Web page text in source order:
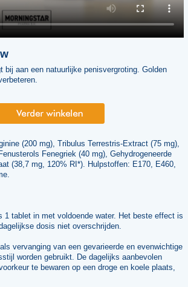
bij aan een natuurlijke penisvergroting. Golden
(200 mg), Tribulus Terrestris-Extract (75 mg),
Fenegriek (40 mg), Gehydrogeneerde
(38,7 mg, 120% RI*). Hulpstoffen: E170, E460,
1 tablet in met voldoende water. Het beste effect is
dosis niet overschrijden.
vervanging van een gevarieerde en evenwichtige
worden gebruikt. De dagelijks aanbevolen
te bewaren op een droge en koele plaats,